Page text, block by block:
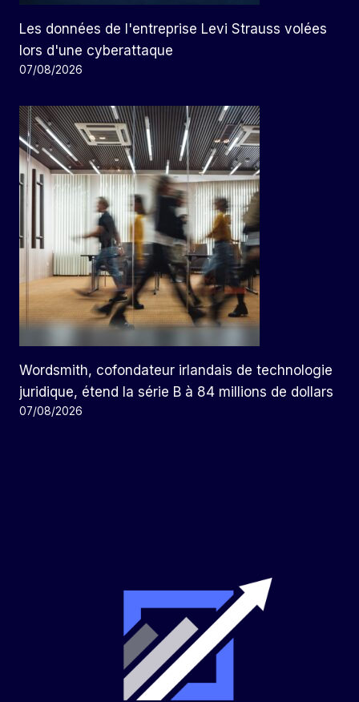
Les données de l'entreprise Levi Strauss volées
lors d'une cyberattaque
07/08/2026
Wordsmith, cofondateur irlandais de technologie
juridique, étend la série B à 84 millions de dollars
07/08/2026